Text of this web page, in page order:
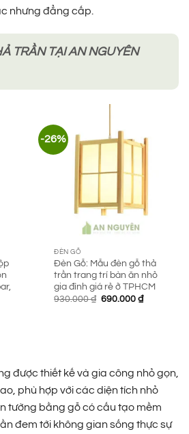
nhưng đẳng cấp.
TRẦN TẠI AN NGUYÊN
-26%
ĐÈN GỖ
Đèn Gỗ: Mẫu đèn gỗ thả
trần trang trí bàn ăn nhỏ
gia đình giá rẻ ở TPHCM
930.000₫ Giá
690.000₫Giá
được thiết kế và gia công nhỏ gọn,
phù hợp với các diện tích nhỏ
tường bằng gỗ có cấu tạo mềm
đem tới không gian sống thực sự